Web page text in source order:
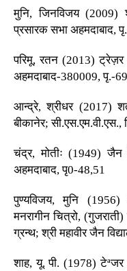
मुनि, जिनविजय (2009)
प्रसारक सभा अहमदाबाद,
परिमू, रतन (2013) ट्रेज़र
अहमदाबाद-380009, पृ.-
आन्द्रे, श्रीधर (2017)
बीकानेर; सी.एस.एम.वी.एस.,
चंद्र, मोतीः (1949) जैन
अहमदाबाद, पृ0-48,51
पुण्यविजय, मुनि (1956)
मनरागीन चित्रो,
ग्रन्थ; श्री महावीर जैन
शाह, यू. पी. (1978)